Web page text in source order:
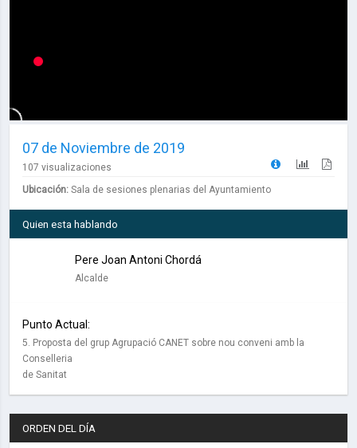
07 de Noviembre de 2019
107 visualizaciones
Ubicación: Sala de sesiones plenarias del Ayuntamiento
Quien esta hablando
Pere Joan Antoni Chordá
Alcalde
Punto Actual:
5. Proposta del grup Agrupació CANET sobre nou conveni amb la
Conselleria
de Sanitat
ORDEN DEL DÍA